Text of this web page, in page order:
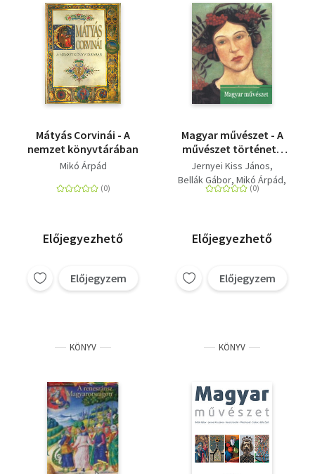
Mátyás Corvinái - A
nemzet könyvtárában
Mikó Árpád
Előjegyezhető
Előjegyzem
Magyar művészet - A
művészet története
sorozat 16. kötete
Jernyei Kiss János
Bellák Gábor Mikó Árpád
Keserű Katalin
Előjegyezhető
Előjegyzem
KÖNYV KÖNYV